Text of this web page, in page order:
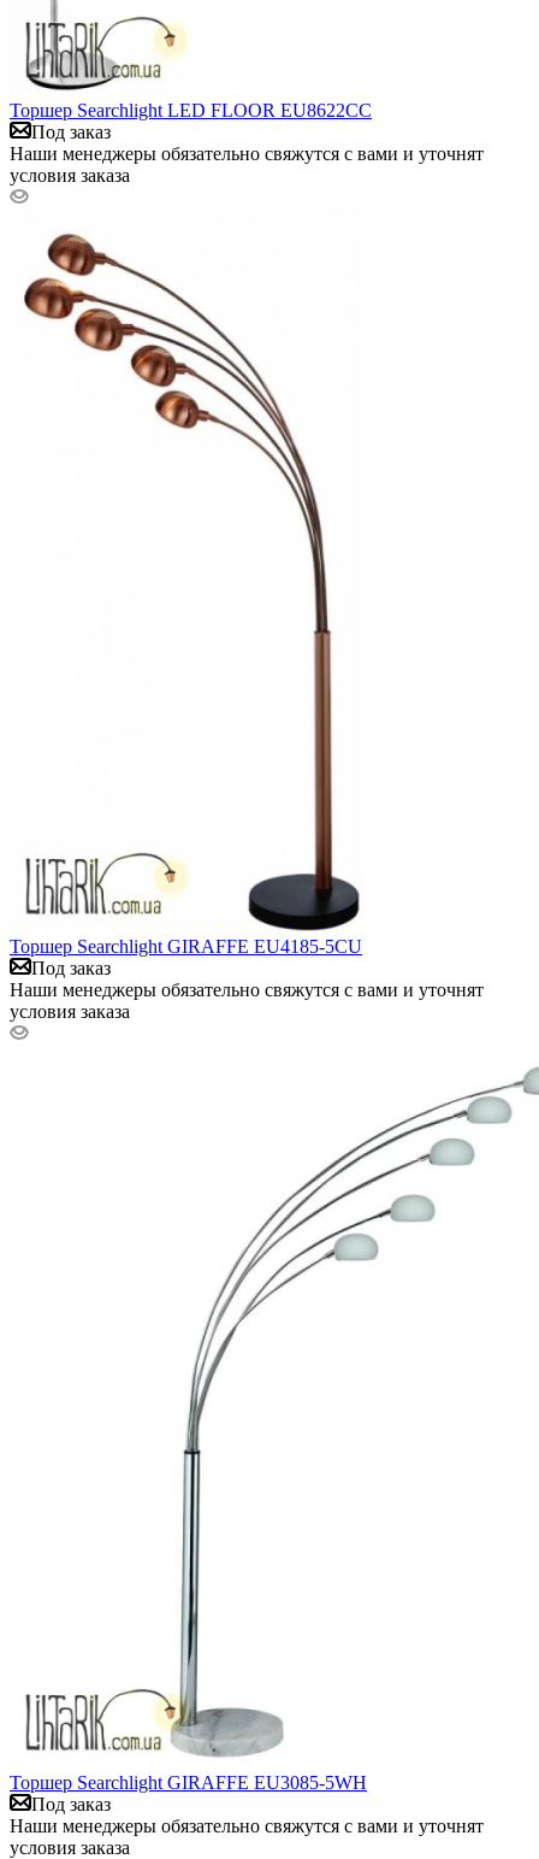
Торшер Searchlight LED FLOOR EU8622CC
Под заказ
Наши менеджеры обязательно свяжутся с вами и уточнят
условия заказа
Торшер Searchlight GIRAFFE EU4185-5CU
Под заказ
Наши менеджеры обязательно свяжутся с вами и уточнят
условия заказа
Торшер Searchlight GIRAFFE EU3085-5WH
Под заказ
Наши менеджеры обязательно свяжутся с вами и уточнят
условия заказа